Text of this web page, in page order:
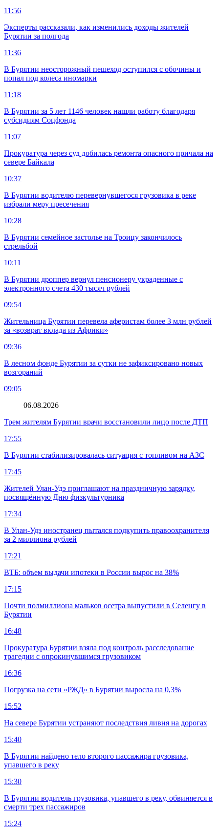
11:56
Эксперты рассказали, как изменились доходы жителей
Бурятии за полгода
11:36
В Бурятии неосторожный пешеход оступился с обочины и
попал под колеса иномарки
11:18
В Бурятии за 5 лет 1146 человек нашли работу благодаря
субсидиям Соцфонда
11:07
Прокуратура через суд добилась ремонта опасного причала на
севере Байкала
10:37
В Бурятии водителю перевернувшегося грузовика в реке
избрали меру пресечения
10:28
В Бурятии семейное застолье на Троицу закончилось
стрельбой
10:11
В Бурятии дроппер вернул пенсионеру украденные с
электронного счета 430 тысяч рублей
09:54
Жительница Бурятии перевела аферистам более 3 млн рублей
за «возврат вклада из Африки»
09:36
В лесном фонде Бурятии за сутки не зафиксировано новых
возгораний
09:05
06.08.2026
Трем жителям Бурятии врачи восстановили лицо после ДТП
17:55
В Бурятии стабилизировалась ситуация с топливом на АЗС
17:45
Жителей Улан-Удэ приглашают на праздничную зарядку,
посвящённую Дню физкультурника
17:34
В Улан-Удэ иностранец пытался подкупить правоохранителя
за 2 миллиона рублей
17:21
ВТБ: объем выдачи ипотеки в России вырос на 38%
17:15
Почти полмиллиона мальков осетра выпустили в Селенгу в
Бурятии
16:48
Прокуратура Бурятии взяла под контроль расследование
трагедии с опрокинувшимся грузовиком
16:36
Погрузка на сети «РЖД» в Бурятии выросла на 0,3%
15:52
На севере Бурятии устраняют последствия ливня на дорогах
15:40
В Бурятии найдено тело второго пассажира грузовика,
упавшего в реку
15:30
В Бурятии водитель грузовика, упавшего в реку, обвиняется в
смерти трех пассажиров
15:24